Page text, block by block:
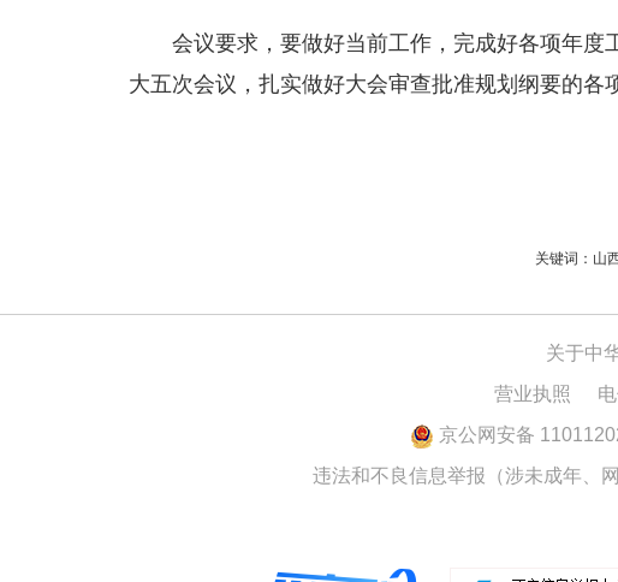
会议要求，要做好当前工作，完成好各项年度
大五次会议，扎实做好大会审查批准规划纲要的各
关键词：山
关于中
营业执照
京公网安备
违法和不良信息举报（涉未成年、